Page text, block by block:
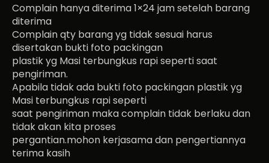
Complain hanya diterima 1×24 jam setelah barang
diterima
Complain qty barang yg tidak sesuai harus
disertakan bukti foto packingan
plastik yg Masi terbungkus rapi seperti saat
pengiriman.
Apabila tidak ada bukti foto packingan plastik yg
Masi terbungkus rapi seperti
saat pengiriman maka complain tidak berlaku dan
tidak akan kita proses
pergantian.mohon kerjasama dan pengertiannya
terima kasih